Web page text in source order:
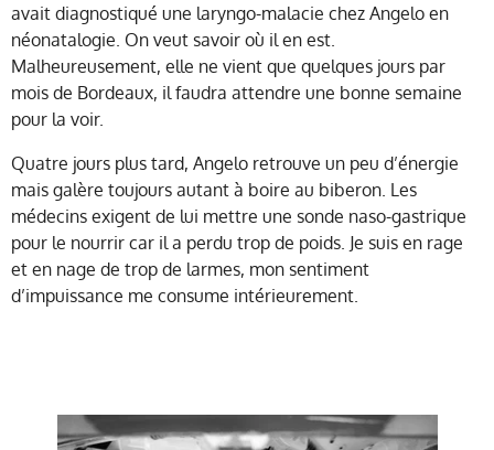
avait diagnostiqué une laryngo-malacie chez Angelo en
néonatalogie. On veut savoir où il en est.
Malheureusement, elle ne vient que quelques jours par
mois de Bordeaux, il faudra attendre une bonne semaine
pour la voir.
Quatre jours plus tard, Angelo retrouve un peu d’énergie
mais galère toujours autant à boire au biberon. Les
médecins exigent de lui mettre une sonde naso-gastrique
pour le nourrir car il a perdu trop de poids. Je suis en rage
et en nage de trop de larmes, mon sentiment
d’impuissance me consume intérieurement.